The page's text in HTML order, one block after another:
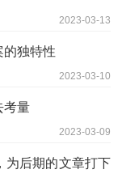
2023-03-13
的独特性
2023-03-10
考量
2023-03-09
为后期的文章打下